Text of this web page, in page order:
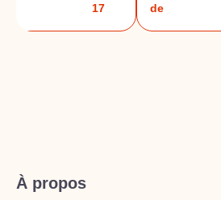
17
de
À propos